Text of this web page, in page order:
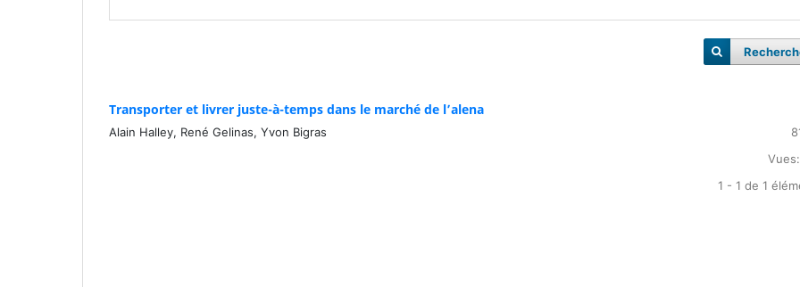
Transporter et livrer juste-à-temps dans le marché de l’alena
Alain Halley, René Gelinas, Yvon Bigras
1 - 1 de 1